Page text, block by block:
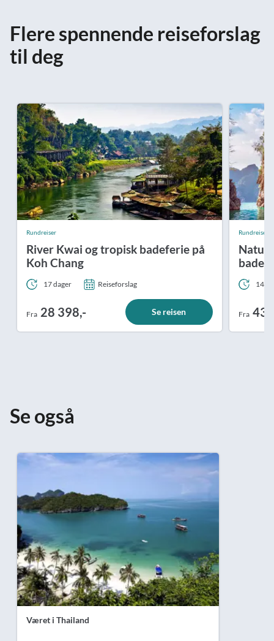
Flere spennende reiseforslag
til deg
Rundreiser
River Kwai og tropisk badeferie på
Koh Chang
17 dager Reiseforslag
Fra 28 398,- Se reisen
Rundreiser
14
Fra 43
Se også
Været i Thailand